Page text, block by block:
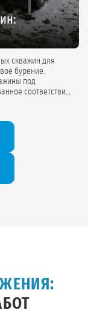
скважин для
под
соответствие